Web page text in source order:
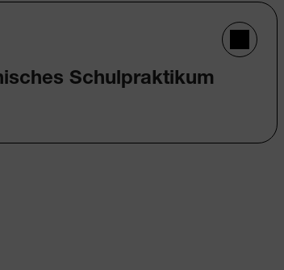
Schulpraktikum